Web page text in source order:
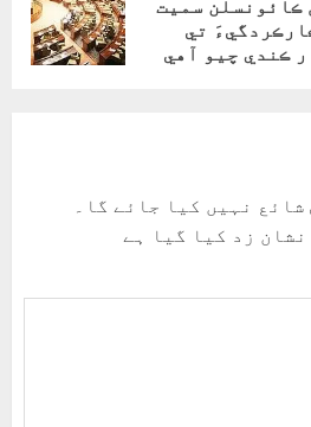
ڪائونسلن سميت
تي
ڪندي چيو آهي
نہیں کیا جائے گا۔
نشان زد کیا گیا ہے